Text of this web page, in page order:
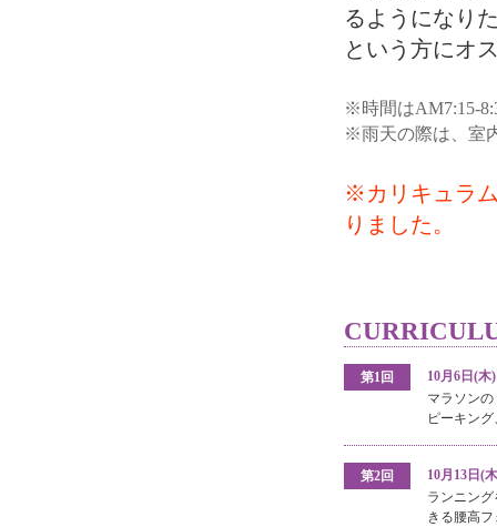
るようになり
という方にオ
※時間はAM7:15-
※雨天の際は、室
※カリキュラ
りました。
第1回
10月6日(
マラソン
ピーキン
第2回
10月13日(
ランニン
きる腰高